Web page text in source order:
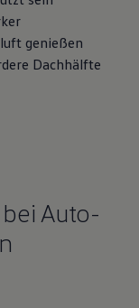
genießen
Dachhälfte
Auto-